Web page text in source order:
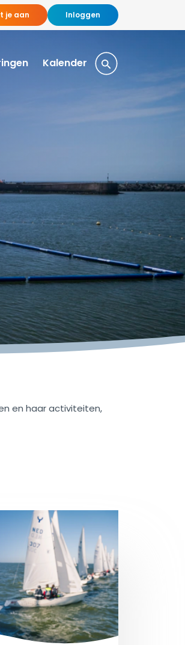
je aan Inloggen
Kalender
en haar activiteiten,